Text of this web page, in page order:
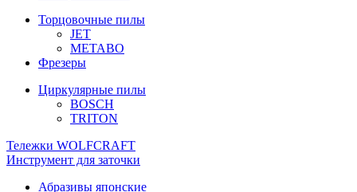
Торцовочные пилы
JET
METABO
Фрезеры
Циркулярные пилы
BOSCH
TRITON
Тележки WOLFCRAFT
Инструмент для заточки
Абразивы японские